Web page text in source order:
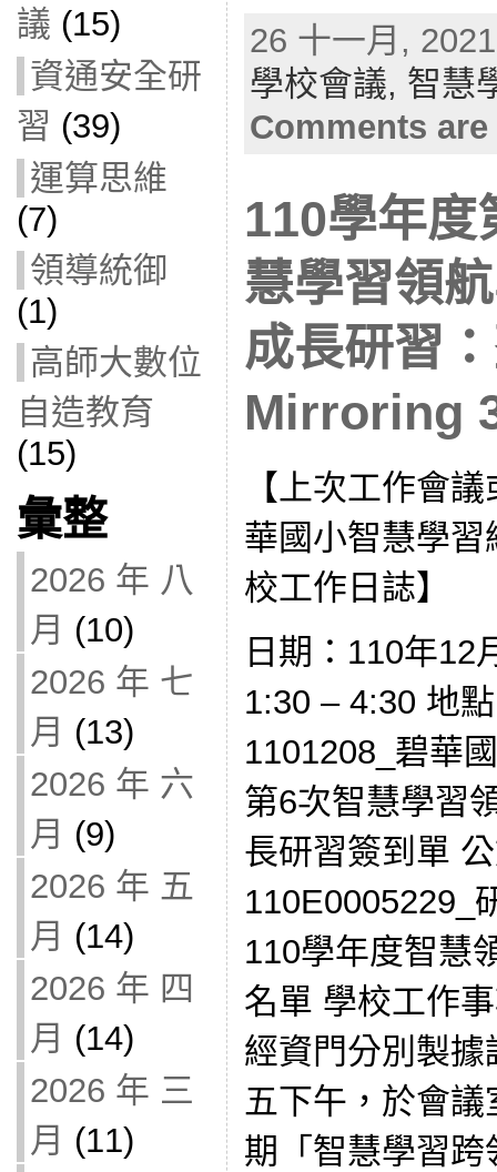
議 (15)
資通安全研
習 (39)
運算思維
(7)
領導統御
(1)
高師大數位
自造教育
(15)
彙整
2026 年 八
月 (10)
2026 年 七
月 (13)
2026 年 六
月 (9)
2026 年 五
月 (14)
2026 年 四
月 (14)
2026 年 三
月 (11)
26 十一月,
學校會議, 智慧
Comments
110學年度
慧學習領
成長研習
Mirroring
【上次工作會
華國小智慧學
校工作日誌】
日期：110年12
1:30 – 4:30 地
1101208_碧華
第6次智慧學習
長研習簽到單
110E0005229_
110學年度智慧
名單 學校工作
經資門分別製
五下午，於會
期「智慧學習